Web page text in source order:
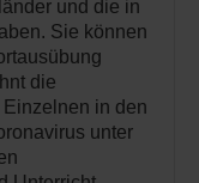
und die in
Sie können
die
in den
unter